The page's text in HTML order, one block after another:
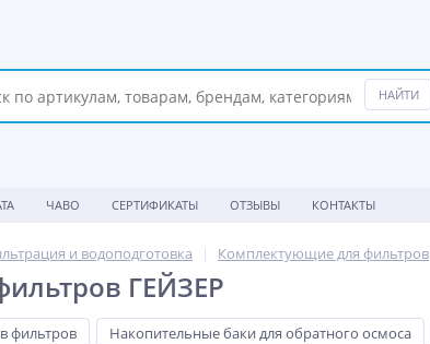
ЧАВО СЕРТИФИКАТЫ ОТЗЫВЫ КОНТАКТЫ
и водоподготовка Комплектующие для фильтров
ГЕЙЗЕР
фильтров Накопительные баки для обратного осмоса